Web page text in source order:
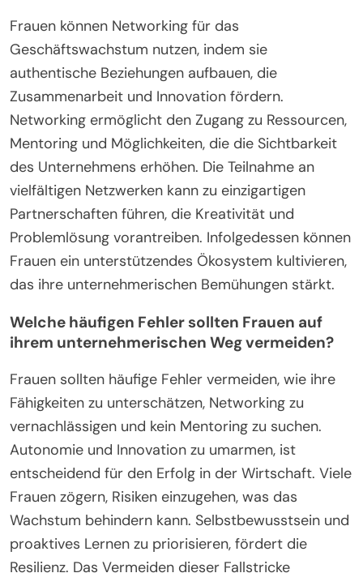
Frauen können Networking für das
Geschäftswachstum nutzen, indem sie
authentische Beziehungen aufbauen, die
Zusammenarbeit und Innovation fördern.
Networking ermöglicht den Zugang zu Ressourcen,
Mentoring und Möglichkeiten, die die Sichtbarkeit
des Unternehmens erhöhen. Die Teilnahme an
vielfältigen Netzwerken kann zu einzigartigen
Partnerschaften führen, die Kreativität und
Problemlösung vorantreiben. Infolgedessen können
Frauen ein unterstützendes Ökosystem kultivieren,
das ihre unternehmerischen Bemühungen stärkt.
Welche häufigen Fehler sollten Frauen auf
ihrem unternehmerischen Weg vermeiden?
Frauen sollten häufige Fehler vermeiden, wie ihre
Fähigkeiten zu unterschätzen, Networking zu
vernachlässigen und kein Mentoring zu suchen.
Autonomie und Innovation zu umarmen, ist
entscheidend für den Erfolg in der Wirtschaft. Viele
Frauen zögern, Risiken einzugehen, was das
Wachstum behindern kann. Selbstbewusstsein und
proaktives Lernen zu priorisieren, fördert die
Resilienz. Das Vermeiden dieser Fallstricke